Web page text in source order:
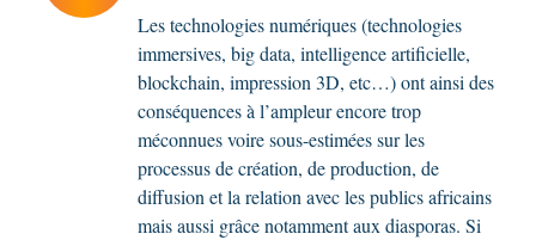
Les technologies numériques (technologies
immersives, big data, intelligence artificielle,
blockchain, impression 3D, etc…) ont ainsi des
conséquences à l’ampleur encore trop
méconnues voire sous-estimées sur les
processus de création, de production, de
diffusion et la relation avec les publics africains
mais aussi grâce notamment aux diasporas. Si